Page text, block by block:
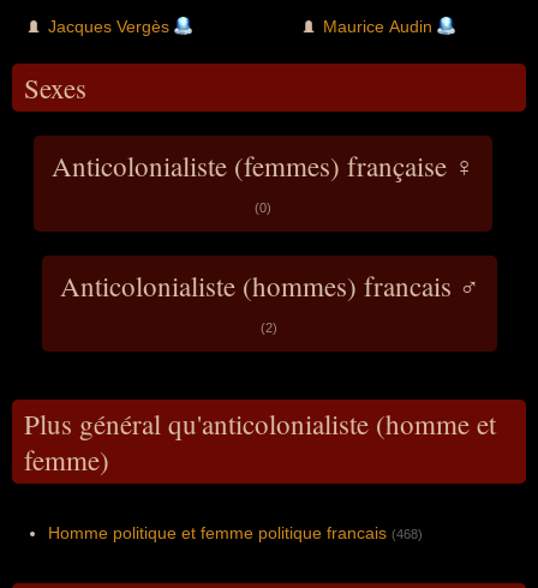
Jacques Vergès Maurice Audin
Sexes
Anticolonialiste (femmes) française ♀
(0)
Anticolonialiste (hommes) francais ♂
(2)
Plus général qu'anticolonialiste (homme et
femme)
Homme politique et femme politique francais (468)